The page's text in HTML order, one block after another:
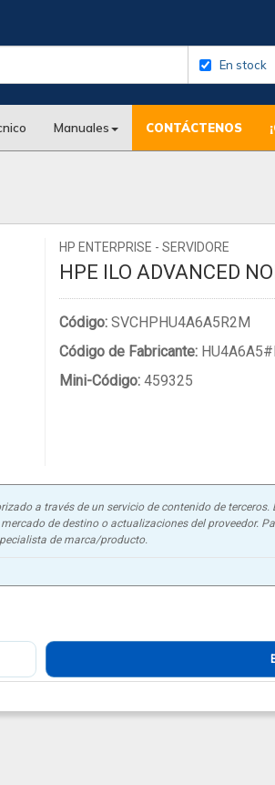
En stock
Manuales CONTÁCTENOS
HP ENTERPRISE - SERVIDORE
HPE ILO ADVANCED
Código: SVCHPHU4A6A5R2M
Código de Fabricante:
Mini-Código: 459325
a través de un servicio de contenido de
de destino o actualizaciones del proveedor.
de marca/producto.